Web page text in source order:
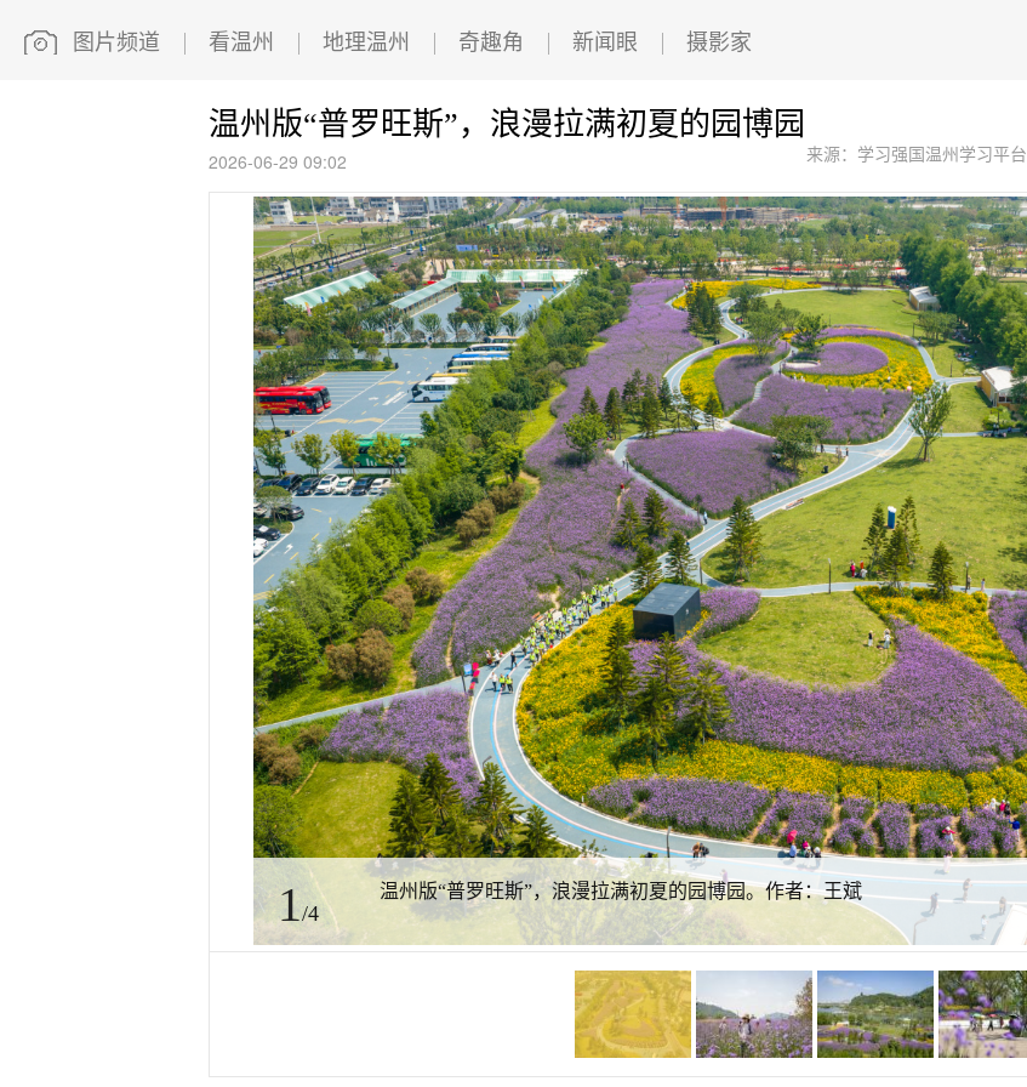
图片频道 看温州 地理温州 奇趣角 新闻眼 摄影家
温州版“普罗旺斯”，浪漫拉满初夏的园博园
2026-06-29 09:02 来源：学习强国温州学习平台
1/4
温州版“普罗旺斯”，浪漫拉满初夏的园博园。作者：王斌